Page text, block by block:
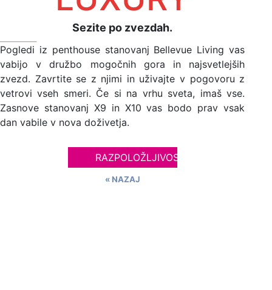
Sezite po zvezdah.
Pogledi iz penthouse stanovanj Bellevue Living vas
vabijo v družbo mogočnih gora in najsvetlejših
zvezd. Zavrtite se z njimi in uživajte v pogovoru z
vetrovi vseh smeri. Če si na vrhu sveta, imaš vse.
Zasnove stanovanj X9 in X10 vas bodo prav vsak
dan vabile v nova doživetja.
RAZPOLOŽLJIVOST
« NAZAJ